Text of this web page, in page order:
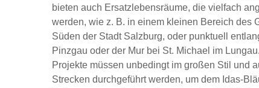
bieten auch Ersatzlebensräume, die vielfach
werden, wie z. B. in einem kleinen Bereich des
Süden der Stadt Salzburg, oder punktuell
Pinzgau oder der Mur bei St. Michael im
Projekte müssen unbedingt im großen Stil und
Strecken durchgeführt werden, um dem Idas-